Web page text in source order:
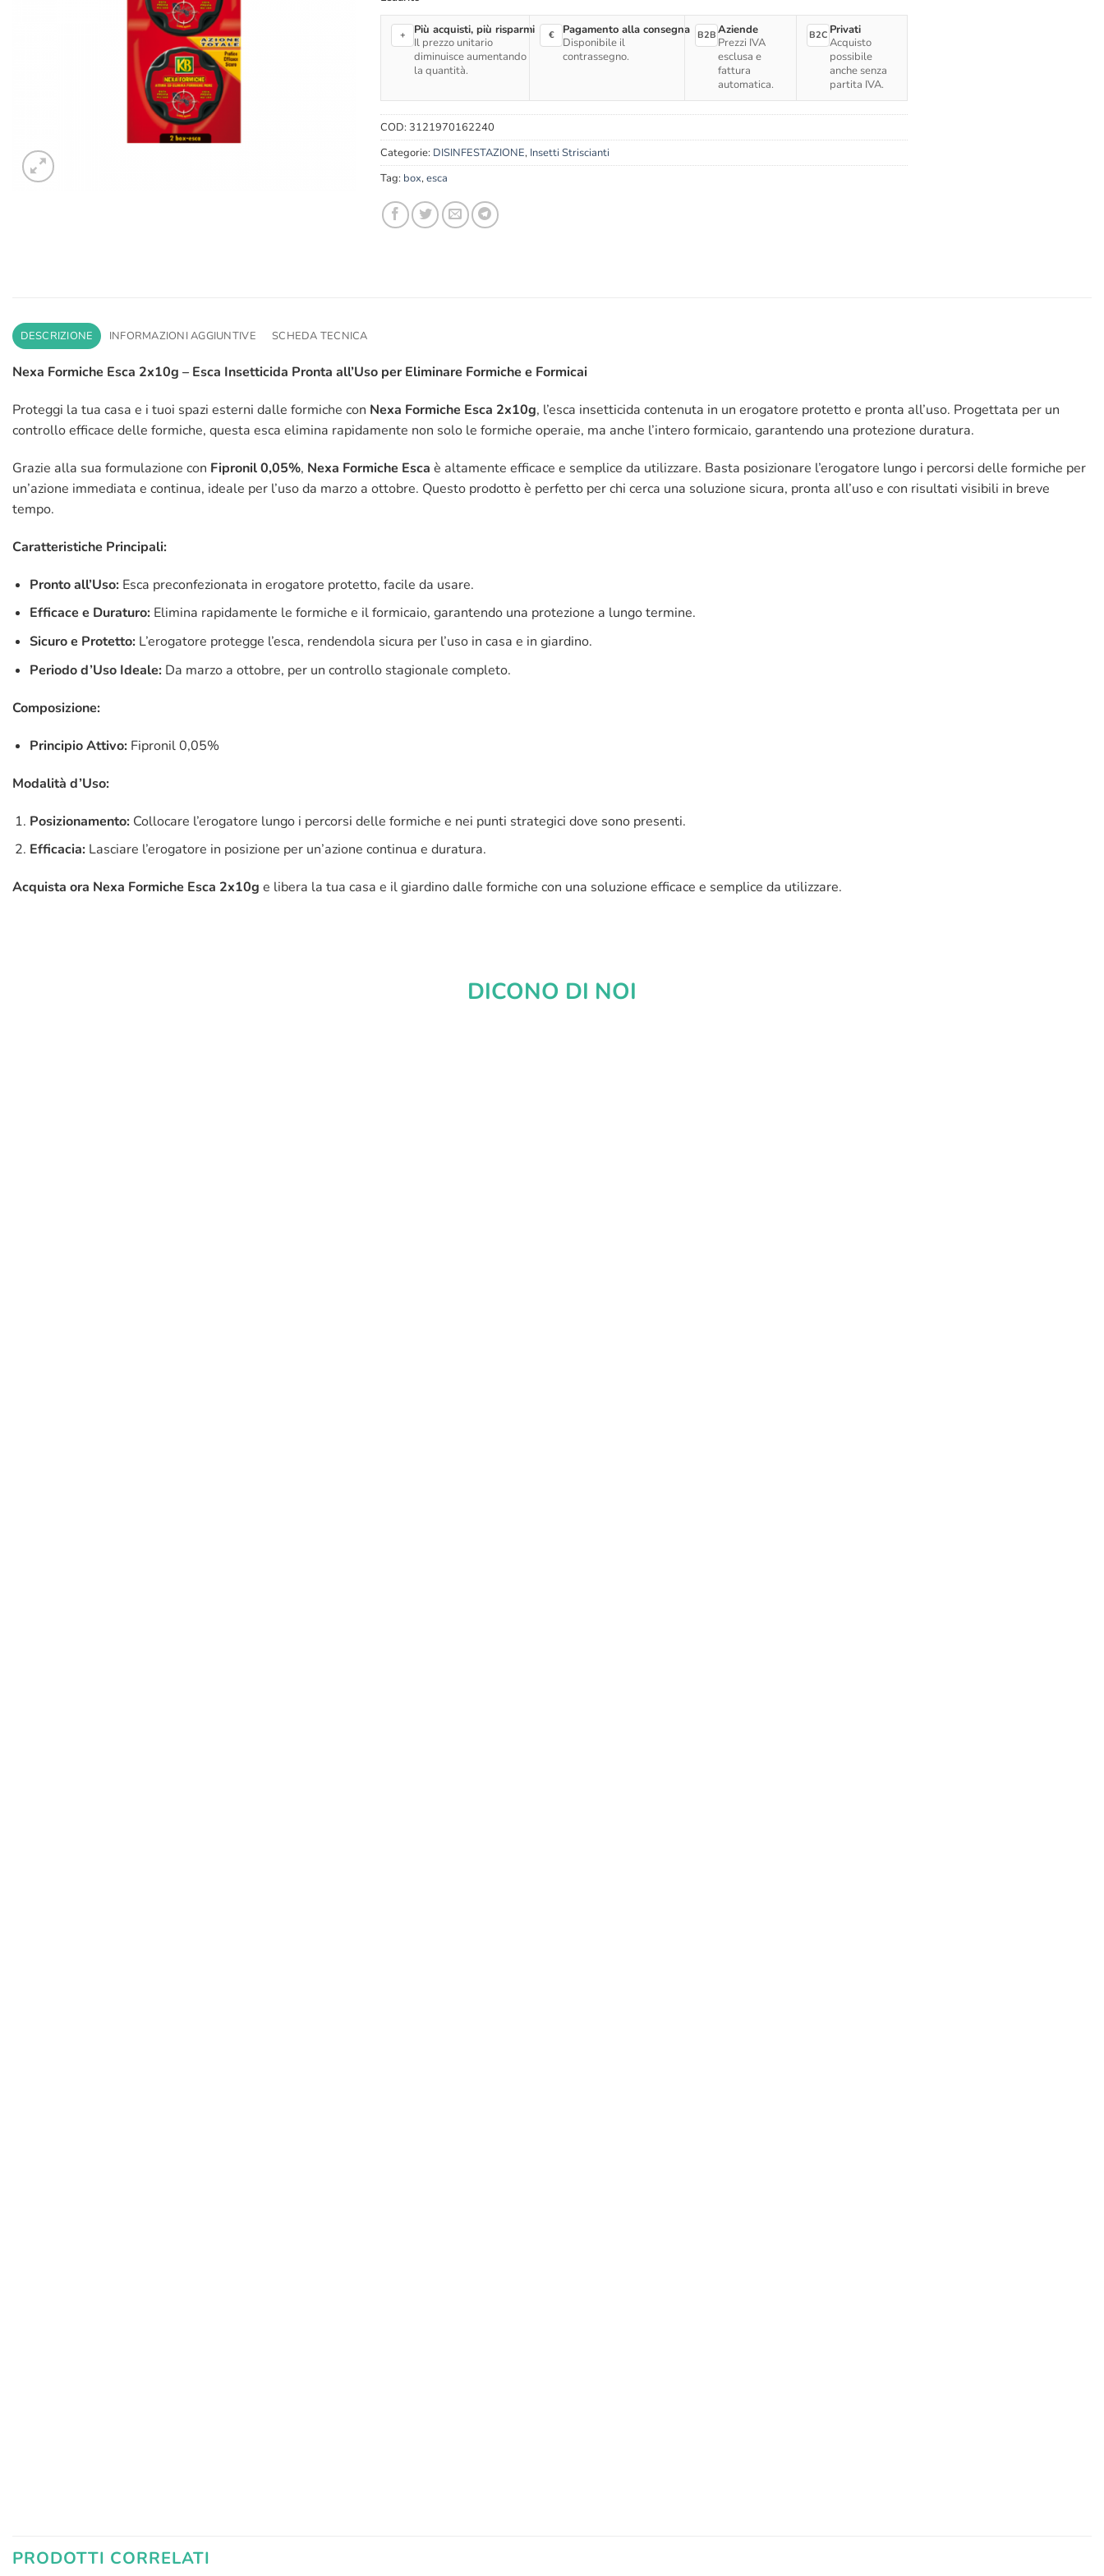
+
Più acquisti, più risparmi
Il prezzo unitario
diminuisce aumentando
la quantità.
€
Pagamento alla consegna
Disponibile il
contrassegno.
B2B Aziende
Prezzi IVA
esclusa e
fattura
automatica.
B2C Privati
Acquisto
possibile
anche senza
partita IVA.
COD: 3121970162240
Categorie: DISINFESTAZIONE, Insetti Striscianti
Tag: box,esca
DESCRIZIONE INFORMAZIONI AGGIUNTIVE SCHEDA TECNICA
Nexa Formiche Esca 2x10g – Esca Insetticida Pronta all’Uso per Eliminare Formiche e Formicai
Proteggi la tua casa e i tuoi spazi esterni dalle formiche con Nexa Formiche Esca 2x10g, l’esca insetticida contenuta in un erogatore protetto e pronta all’uso. Progettata per un
controllo efficace delle formiche, questa esca elimina rapidamente non solo le formiche operaie, ma anche l’intero formicaio, garantendo una protezione duratura.
Grazie alla sua formulazione con Fipronil 0,05%, Nexa Formiche Esca è altamente efficace e semplice da utilizzare. Basta posizionare l’erogatore lungo i percorsi delle formiche per
un’azione immediata e continua, ideale per l’uso da marzo a ottobre. Questo prodotto è perfetto per chi cerca una soluzione sicura, pronta all’uso e con risultati visibili in breve
tempo.
Caratteristiche Principali:
Pronto all’Uso: Esca preconfezionata in erogatore protetto, facile da usare.
Efficace e Duraturo: Elimina rapidamente le formiche e il formicaio, garantendo una protezione a lungo termine.
Sicuro e Protetto: L’erogatore protegge l’esca, rendendola sicura per l’uso in casa e in giardino.
Periodo d’Uso Ideale: Da marzo a ottobre, per un controllo stagionale completo.
Composizione:
Principio Attivo: Fipronil 0,05%
Modalità d’Uso:
Posizionamento: Collocare l’erogatore lungo i percorsi delle formiche e nei punti strategici dove sono presenti.
Efficacia: Lasciare l’erogatore in posizione per un’azione continua e duratura.
Acquista ora Nexa Formiche Esca 2x10g e libera la tua casa e il giardino dalle formiche con una soluzione efficace e semplice da utilizzare.
DICONO DI NOI
PRODOTTI CORRELATI